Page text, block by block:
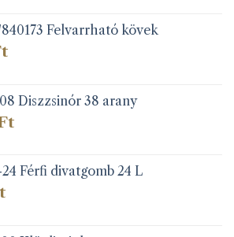
Felvarrható kövek
Diszzsinór 38 arany
Férfi divatgomb 24 L